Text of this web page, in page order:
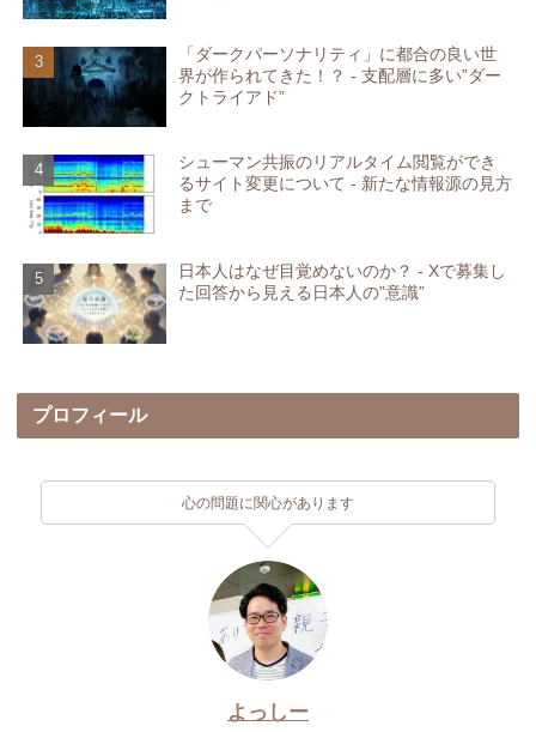
「ダークパーソナリティ」に都合の良い世
界が作られてきた！？ - 支配層に多い”ダー
クトライアド”
シューマン共振のリアルタイム閲覧ができ
るサイト変更について - 新たな情報源の見方
まで
日本人はなぜ目覚めないのか？ - Xで募集し
た回答から見える日本人の”意識”
プロフィール
心の問題に関心があります
よっしー